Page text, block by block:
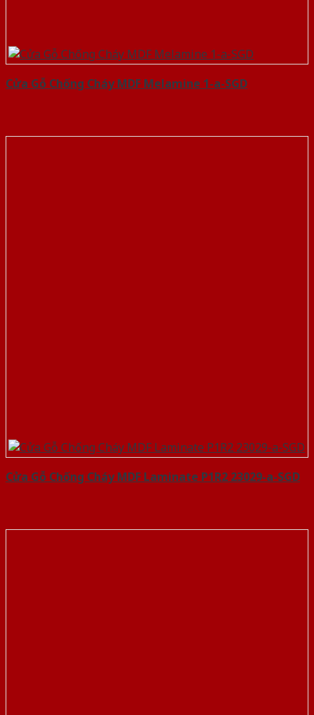
Cửa Gỗ Chống Cháy MDF Melamine 1-a-SGD
Cửa Gỗ Chống Cháy MDF Laminate P1R2 23029-a-SGD